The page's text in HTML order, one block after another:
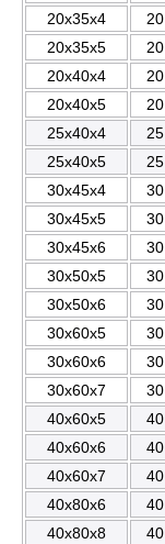
20x35x4
20
20x35x5
20
20x40x4
20
20x40x5
20
25x40x4
25
25x40x5
25
30x45x4
30
30x45x5
30
30x45x6
30
30x50x5
30
30x50x6
30
30x60x5
30
30x60x6
30
30x60x7
30
40x60x5
40
40x60x6
40
40x60x7
40
40x80x6
40
40x80x8
40